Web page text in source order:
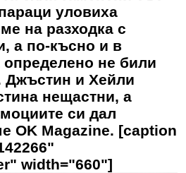
уловиха
на разходка с
а по-късно и в
определено не били
Джъстин и Хейли
нещастни, а
си дал
OK Magazine. [caption
width="660"]